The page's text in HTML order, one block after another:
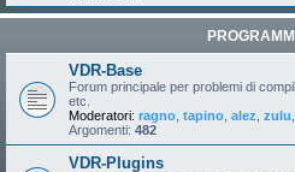
VDR-Base
Forum principale per problemi di
etc.
Moderatori: ragno tapino alez zulu
Argomenti: 482
VDR-Plugins